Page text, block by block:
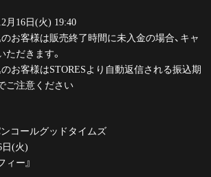
月16日(火) 19:40
お客様は販売終了時間に未入金の場合、キャ
ただきます。
お客様はSTORESより自動返信される振込期
ご注意ください
ンコールグッドタイムズ
日(火)
ィー』